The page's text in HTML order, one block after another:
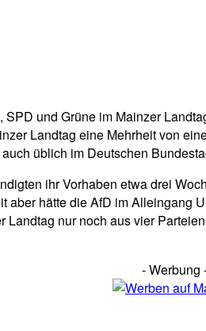
und Grüne im Mainzer
Landtag eine Mehrheit von
üblich im Deutschen
ihr Vorhaben etwa drei
hätte die AfD im
nur noch aus vier
- Werbung